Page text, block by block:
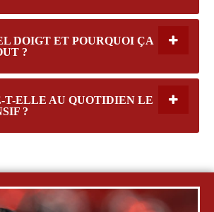
DOIGT ET POURQUOI ÇA
?
T-ELLE AU QUOTIDIEN LE
?